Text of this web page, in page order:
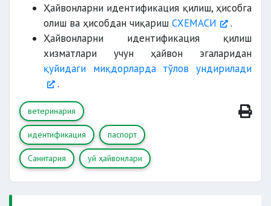
Ҳайвонларни идентификация қилиш, ҳисобга
олиш ва ҳисобдан чиқариш СХЕМАСИ
.
Ҳайвонларни идентификация қилиш
хизматлари учун ҳайвон эгаларидан
қуйидаги миқдорларда тўлов ундирилади
.
ветеринария
идентификация паспорт
Санитария уй ҳайвонлари